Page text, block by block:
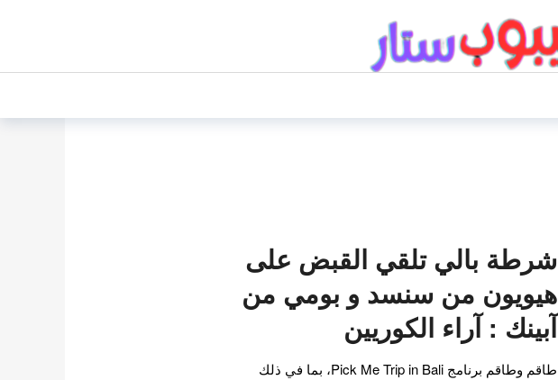
شرطة بالي تلقي القبض على
هيويون من سنسد و بومي من
آبينك : آراء الكوريين
طاقم وطاقم برنامج Pick Me Trip in Bali، بما في ذلك